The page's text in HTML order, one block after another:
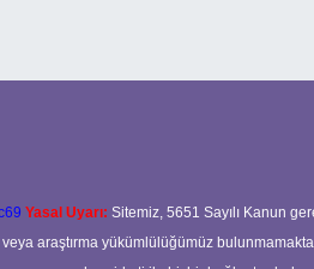
Yasal Uyarı: Sitemiz, 5651 Sayılı Kanun
araştırma yükümlülüğümüz